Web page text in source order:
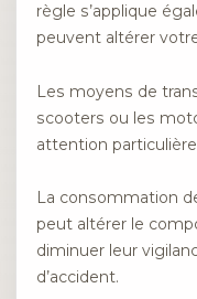
règle s’applique
peuvent altérer
Les moyens de
scooters ou les
attention
La consommation
peut altérer le
diminuer leur
d’accident.